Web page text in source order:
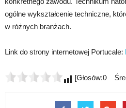
ogólne wykształcenie techniczne,
w różnych branżach.
Link do strony internetowej Portucale:
[Głosów:0